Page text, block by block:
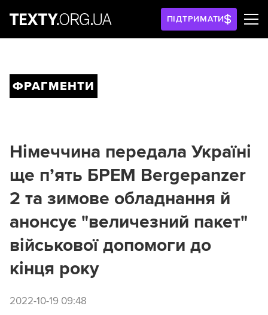
ПІДТРИМАТИ
ФРАГМЕНТИ
Німеччина передала Україні
ще п’ять БРЕМ Bergepanzer
2 та зимове обладнання й
анонсує "величезний пакет"
військової допомоги до
кінця року
2022-10-19 09:48